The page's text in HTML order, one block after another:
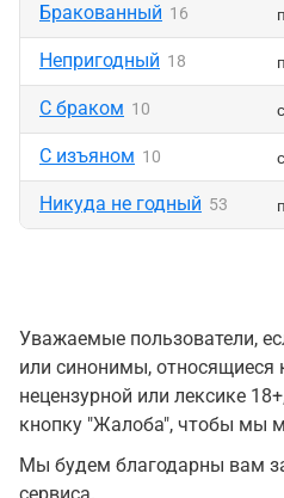
Бракованный 16
Непригодный 18
С браком 10
С изъяном 10
Никуда не годный 53
Уважаемые пользователи,
или синонимы, относящиеся
нецензурной или лексике
кнопку "Жалоба", чтобы мы
Мы будем благодарны вам